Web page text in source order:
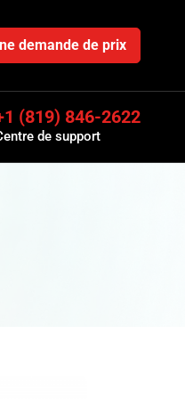
demande de prix
(819) 846-2622
de support